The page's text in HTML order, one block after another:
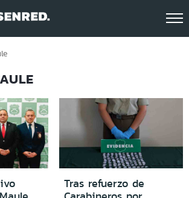
al contenido
Tras refuerzo de